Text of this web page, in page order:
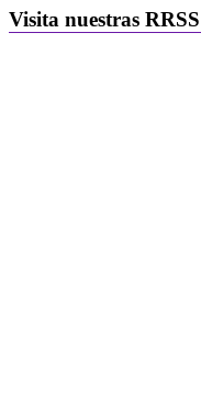
Visita nuestras RRSS